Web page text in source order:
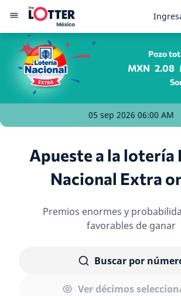
Pozo
MXN 2.08
05 sep 2026 06:00 AM
Apueste a la lotería
Nacional Extra
Premios enormes y
favorables de ganar
Buscar por
Ver décimos